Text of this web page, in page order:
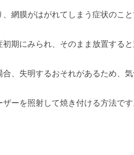
網膜がはがれてしまう症状のこ
期にみられ、そのまま放置する
、失明するおそれがあるため、
ーを照射して焼き付ける方法で